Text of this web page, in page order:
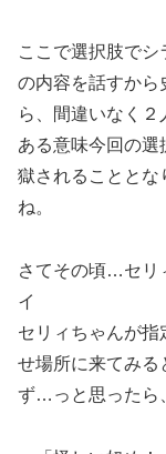
ここで選択肢でシ
の内容を話すから
ら、間違いなく２
ある意味今回の選
獄されることとな
ね。
さてその頃…セリ
イ
セリィちゃんが指
せ場所に来てみる
ず…っと思ったら